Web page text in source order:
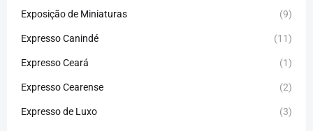
Exposição de Miniaturas (9)
Expresso Canindé (11)
Expresso Ceará (1)
Expresso Cearense (2)
Expresso de Luxo (3)